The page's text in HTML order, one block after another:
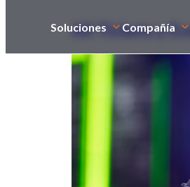
Soluciones Compañía
All Tickets y